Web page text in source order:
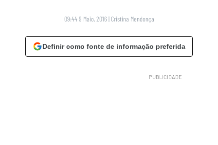
09:44 9 Maio, 2016 | Cristina Mendonça
Definir como fonte de informação preferida